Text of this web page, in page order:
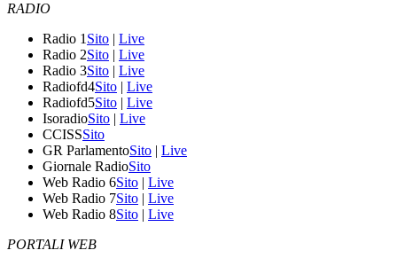
RADIO
Radio 1 Sito | Live
Radio 2Sito | Live
Radio 3Sito | Live
Radiofd4Sito | Live
Radiofd5Sito | Live
IsoradioSito | Live
CCISSSito
GR ParlamentoSito | Live
Giornale RadioSito
Web Radio 6Sito | Live
Web Radio 7Sito | Live
Web Radio 8Sito | Live
PORTALI WEB